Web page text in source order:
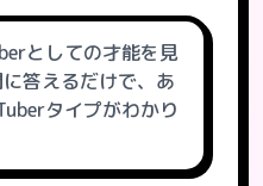
としての才能を見
答えるだけで、あ
タイプがわかり